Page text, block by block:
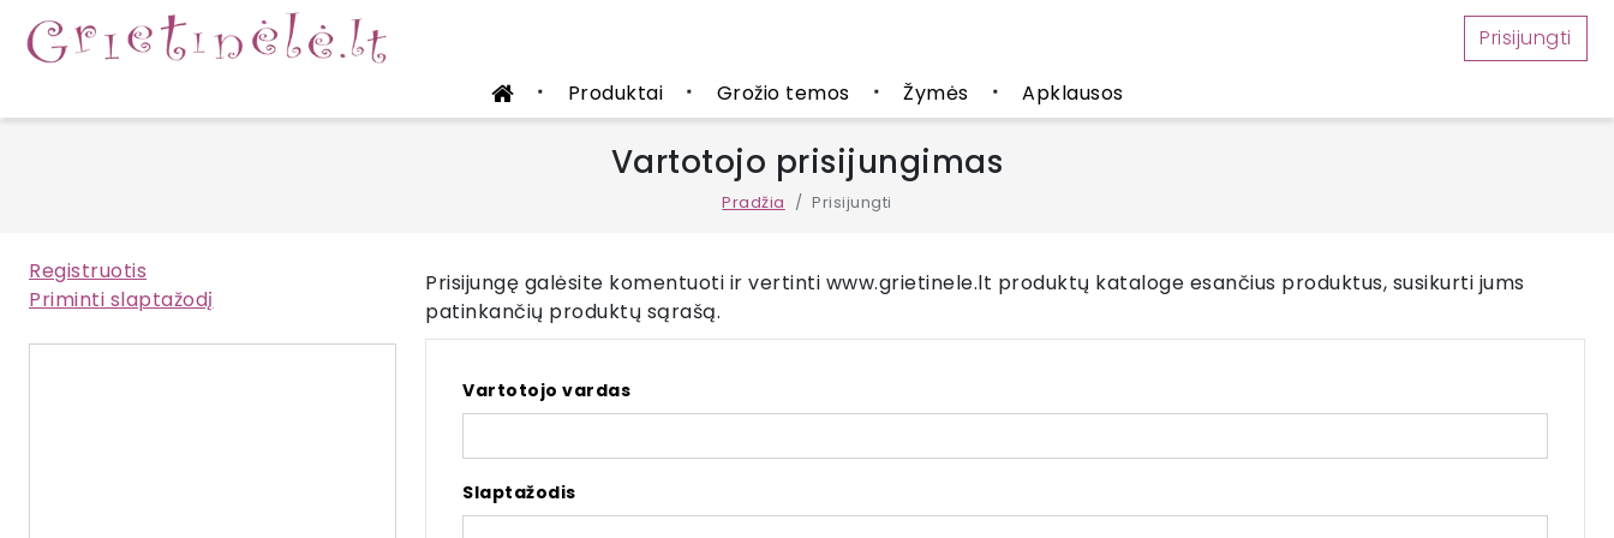
Prisijungti
■ Produktai ■ Grožio temos ■ Žymės ■ Apklausos
Vartotojo prisijungimas
Pradžia Prisijungti
Registruotis
Priminti slaptažodį
Prisijungę galėsite komentuoti ir vertinti www.grietinele.lt produktų kataloge esančius produktus, susikurti jums
patinkančių produktų sąrašą.
Vartotojo vardas
Slaptažodis